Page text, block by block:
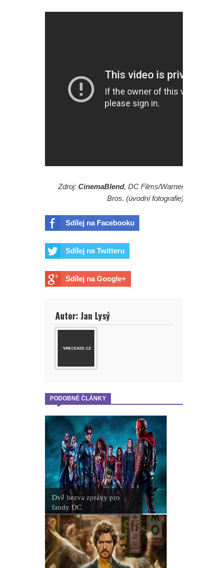
Zdroj: CinemaBlend, DC Films/Warner
Bros. (úvodní fotografie)
Sdílej na Facebooku
Sdílej na Twitteru
Sdílej na Google+
Autor: Jan Lysý
PODOBNÉ ČLÁNKY
Dvě bezva zprávy pro
fandy DC